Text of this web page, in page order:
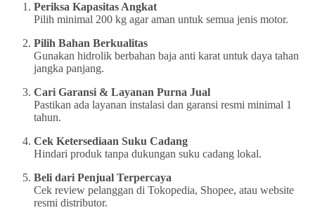
Periksa Kapasitas Angkat
Pilih minimal 200 kg agar aman untuk semua jenis motor.
Pilih Bahan Berkualitas
Gunakan hidrolik berbahan baja anti karat untuk daya tahan
jangka panjang.
Cari Garansi & Layanan Purna Jual
Pastikan ada layanan instalasi dan garansi resmi minimal 1
tahun.
Cek Ketersediaan Suku Cadang
Hindari produk tanpa dukungan suku cadang lokal.
Beli dari Penjual Terpercaya
Cek review pelanggan di Tokopedia, Shopee, atau website
resmi distributor.